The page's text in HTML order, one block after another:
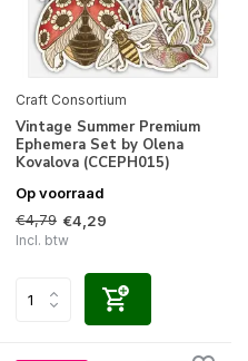
Craft Consortium
Vintage Summer Premium
Ephemera Set by Olena
Kovalova (CCEPH015)
Op voorraad
€4,79 €4,29
Incl. btw